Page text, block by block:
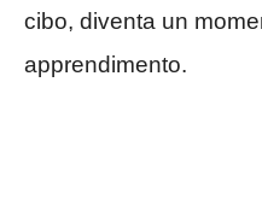
cibo, diventa un
apprendimento.